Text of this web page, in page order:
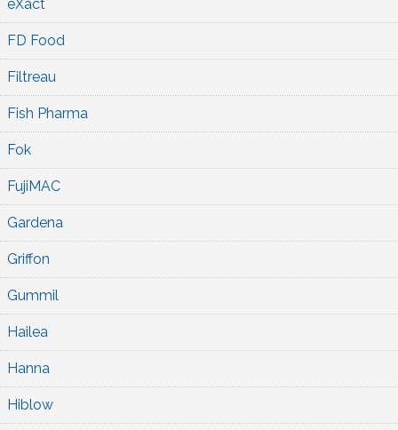
eXact
FD Food
Filtreau
Fish Pharma
Fok
FujiMAC
Gardena
Griffon
Gummil
Hailea
Hanna
Hiblow